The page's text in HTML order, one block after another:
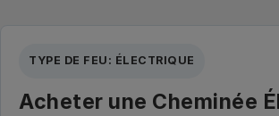
TYPE DE FEU: ÉLECTRIQUE
Acheter une Cheminée